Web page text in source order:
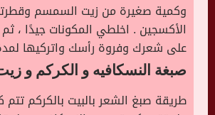
وكمية صغيرة من زيت السمسم
الأكسجين . اخلطي المكونات جيدًا ،
على شعرك وفروة رأسك واتركيها
صبغة النسكافيه و الكركم و
طريقة صبغ الشعر بالبيت بالكركم